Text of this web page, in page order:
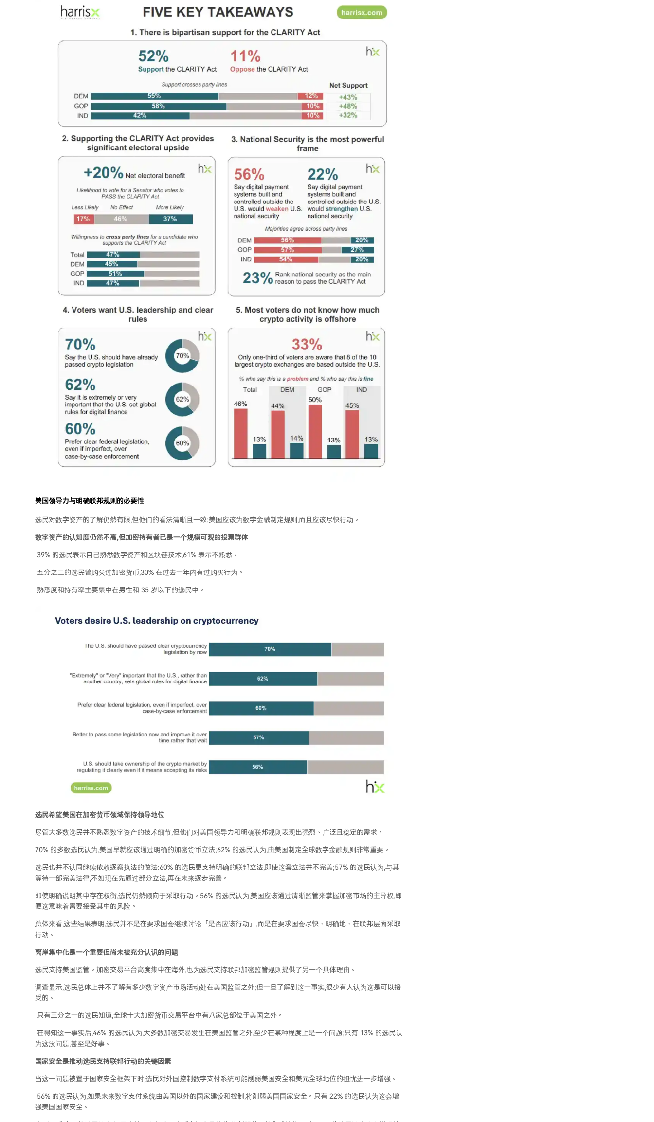
美国领导力与明确联邦规则的必要性
选民对数字资产的了解仍然有限,但他们的看法清晰且一致:美国应该为数字金融制定规则,而且应该尽快行动。
数字资产的认知度仍然不高,但加密持有者已是一个规模可观的投票群体
·39% 的选民表示自己熟悉数字资产和区块链技术,61% 表示不熟悉。
·五分之二的选民曾购买过加密货币,30% 在过去一年内有过购买行为。
·熟悉度和持有率主要集中在男性和 35 岁以下的选民中。
选民希望美国在加密货币领域保持领导地位
尽管大多数选民并不熟悉数字资产的技术细节,但他们对美国领导力和明确联邦规则表现出强烈、广泛且稳定的需求。
70% 的多数选民认为,美国早就应该通过明确的加密货币立法;62% 的选民认为,由美国制定全球数字金融规则非常重要。
选民也并不认同继续依赖逐案执法的做法:60% 的选民更支持明确的联邦立法,即使这套立法并不完美;57% 的选民认为,与其
等待一部完美法律,不如现在先通过部分立法,再在未来逐步完善。
即使明确说明其中存在权衡,选民仍然倾向于采取行动。56% 的选民认为,美国应该通过清晰监管来掌握加密市场的主导权,即
便这意味着需要接受其中的风险。
总体来看,这些结果表明,选民并不是在要求国会继续讨论「是否应该行动」,而是在要求国会尽快、明确地、在联邦层面采取
行动。
离岸集中化是一个重要但尚未被充分认识的问题
选民支持美国监管。加密交易平台高度集中在海外,也为选民支持联邦加密监管规则提供了另一个具体理由。
调查显示,选民总体上并不了解有多少数字资产市场活动处在美国监管之外;但一旦了解到这一事实,很少有人认为这是可以接
受的。
·只有三分之一的选民知道,全球十大加密货币交易平台中有八家总部位于美国之外。
·在得知这一事实后,46% 的选民认为,大多数加密交易发生在美国监管之外,至少在某种程度上是一个问题;只有 13% 的选民认
为这没问题,甚至是好事。
国家安全是推动选民支持联邦行动的关键因素
当这一问题被置于国家安全框架下时,选民对外国控制数字支付系统可能削弱美国安全和美元全球地位的担忧进一步增强。
·56% 的选民认为,如果未来数字支付系统由美国以外的国家建设和控制,将削弱美国国家安全。只有 22% 的选民认为这会增
强美国国家安全。